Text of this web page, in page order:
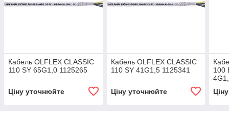
Кабель OLFLEX CLASSIC
110 SY 65G1,0 1125265
Ціну уточнюйте
Кабель OLFLEX CLASSIC
110 SY 41G1,5 1125341
Ціну уточнюйте
100